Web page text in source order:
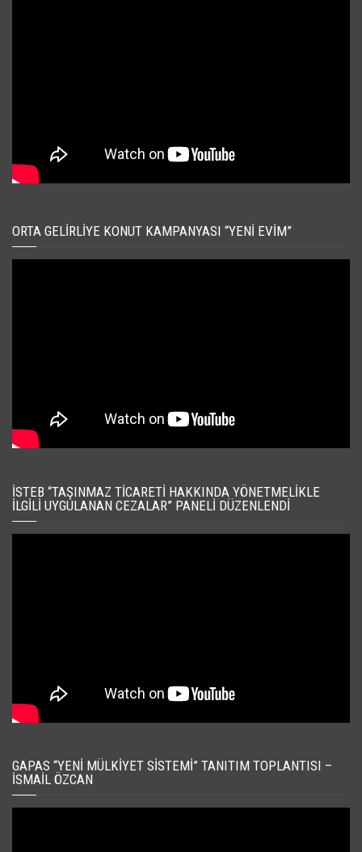
ORTA GELIRLIYE KONUT KAMPANYASI “YENI EVIM”
İSTEB “TAŞINMAZ TICARETI HAKKINDA YÖNETMELIKLE
İLGILI UYGULANAN CEZALAR” PANELI DÜZENLENDI
GAPAS “YENI MÜLKIYET SISTEMI” TANITIM TOPLANTISI –
İSMAIL ÖZCAN